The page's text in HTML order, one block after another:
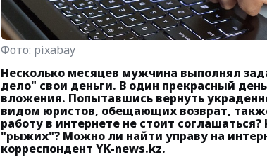
Фото: pixabay
Несколько месяцев мужчина выполнял
дело" свои деньги. В один прекрасный
вложения. Попытавшись вернуть
видом юристов, обещающих возврат,
работу в интернете не стоит
"рыжих"? Можно ли найти управу на
корреспондент YK-news.kz.